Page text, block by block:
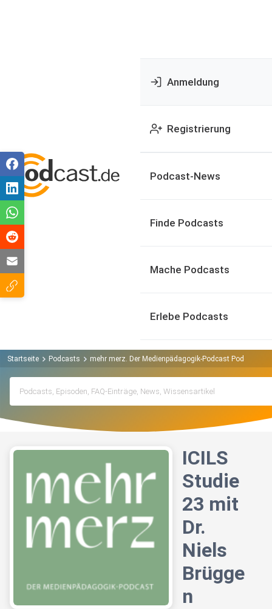
Anmeldung
Registrierung
Podcast-News
Finde Podcasts
Mache Podcasts
Erlebe Podcasts
Startseite Podcasts mehr merz. Der Medienpädagogik-Podcast Podcast
ICILS
Studie
23 mit
Dr.
Niels
Brügge
n